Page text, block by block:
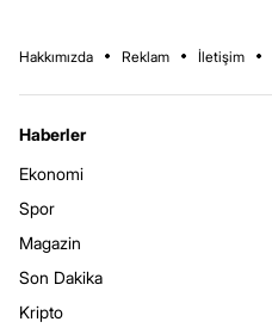
Hakkımızda Reklam İletişim
Haberler
Ekonomi
Spor
Magazin
Son Dakika
Kripto